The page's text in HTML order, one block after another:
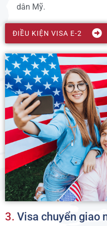
dân Mỹ.
ĐIỀU KIỆN VISA E-2
3. Visa chuyển giao